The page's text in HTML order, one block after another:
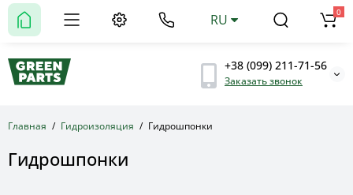
+38 (099) 211-71-56
Заказать звонок
RU 0
Главная Гидроизоляция Гидрошпонки
Гидрошпонки